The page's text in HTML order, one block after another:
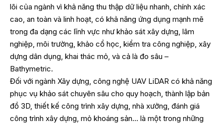
lõi của ngành vì khả năng thu thập dữ liệu nhanh, chính xác
cao, an toàn và linh hoạt, có khả năng ứng dụng mạnh mẽ
trong đa dạng các lĩnh vực như khảo sát xây dựng, lâm
nghiệp, môi trường, khảo cổ học, kiểm tra công nghiệp, xây
dựng dân dụng, khai thác mỏ, và cả là đo sâu –
Bathymetric.
Đối với ngành Xây dựng, công nghệ UAV LiDAR có khả năng
phục vụ khảo sát chuyên sâu cho quy hoạch, thành lập bản
đồ 3D, thiết kế công trình xây dựng, nhà xưởng, đánh giá
công trình xây dựng, mỏ khoáng sản… là một trong những